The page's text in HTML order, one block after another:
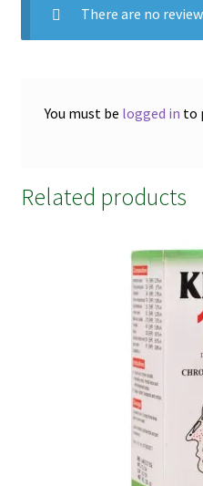
There are no
You must be logged in to
Related products